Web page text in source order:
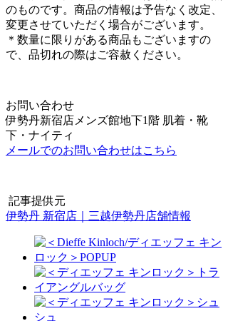
のものです。商品の情報は予告なく改定、
変更させていただく場合がございます。
＊数量に限りがある商品もございますの
で、品切れの際はご容赦ください。
お問い合わせ
伊勢丹新宿店メンズ館地下1階 肌着・靴
下・ナイティ
メールでのお問い合わせはこちら
記事提供元
伊勢丹 新宿店｜三越伊勢丹店舗情報